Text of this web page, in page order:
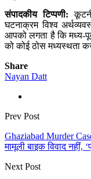
संपादकीय टिप्पणी:
घटनाक्रम विश्व
आपको लगता है कि मध्य-
को कोई ठोस मध्यस्थता
Share
Nayan Datt
Prev Post
Ghaziabad Murder
मामूली बाइक विवाद नहीं,
Next Post